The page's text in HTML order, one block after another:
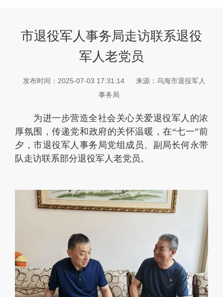
市退役军人事务局走访联系退役
军人老党员
发布时间：2025-07-03 17:31:14
来源：乌海市退役军人
事务局
为进一步营造全社会关心关爱退役军人的浓
厚氛围，传递党和政府的关怀温暖，在“七一”前
夕，市退役军人事务局党组成员、副局长何永带
队走访联系部分退役军人老党员。